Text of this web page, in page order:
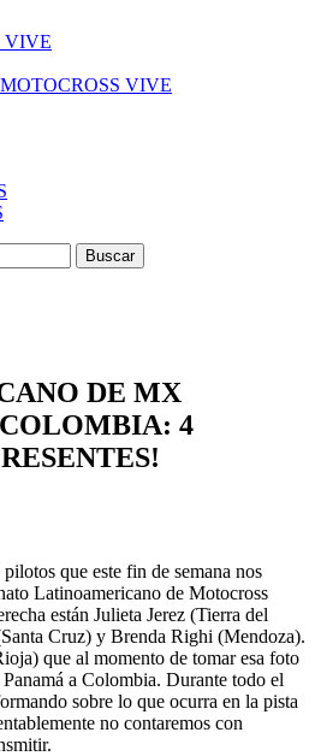
DE MX
4
que este fin de semana nos
Latinoamericano de Motocross
están Julieta Jerez (Tierra del
Cruz) y Brenda Righi (Mendoza).
que al momento de tomar esa foto
a Colombia. Durante todo el
sobre lo que ocurra en la pista
no contaremos con